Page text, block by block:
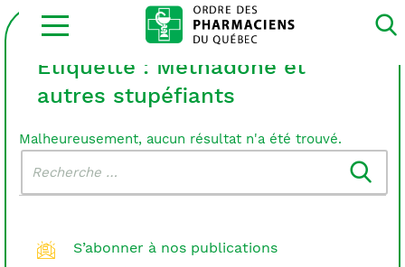
Ouvrir
la
site
Étiquette : Méthadone et
autres stupéfiants
Malheureusement, aucun résultat n'a été trouvé.
dans
le
S’abonner à nos publications